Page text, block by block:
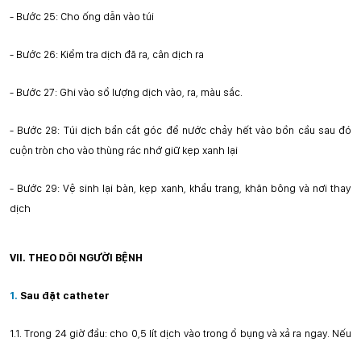
- Bước 25: Cho ống dẫn vào túi
- Bước 26: Kiểm tra dịch đã ra, cân dịch ra
- Bước 27: Ghi vào sổ lượng dịch vào, ra, màu sắc.
- Bước 28: Túi dịch bẩn cắt góc để nước chảy hết vào bồn cầu sau đó
cuộn tròn cho vào thùng rác nhớ giữ kẹp xanh lại
- Bước 29: Vệ sinh lại bàn, kẹp xanh, khẩu trang, khăn bông và nơi thay
dịch
VII. THEO DÕI NGƯỜI BỆNH
1. Sau đặt catheter
1.1. Trong 24 giờ đầu: cho 0,5 lít dịch vào trong ổ bụng và xả ra ngay. Nếu